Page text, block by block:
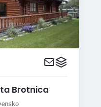
Brotnica